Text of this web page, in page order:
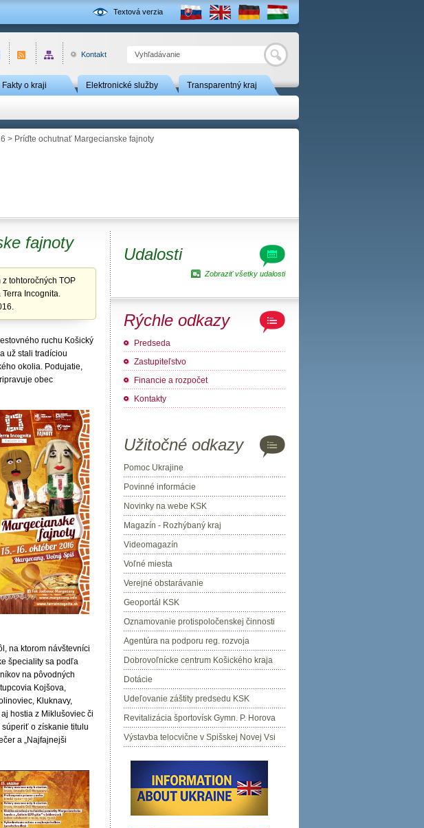
Textová verzia
Hľadať
Kontakt
Fakty o kraji Elektronické služby Transparentný kraj
> Príďte ochutnať Margecianske fajnoty
fajnoty
tohtoročných TOP
Incognita.
ruchu Košický
už stali tradíciou
okolia. Podujatie,
obec
na ktorom návštevníci
špeciality sa podľa
na pôvodných
Kojšova,
Kluknavy,
hostia z Miklušoviec či
súperiť o získanie titulu
a „Najfajnejši
Udalosti
Zobraziť všetky udalosti
Rýchle odkazy
Predseda
Zastupiteľstvo
Financie a rozpočet
Kontakty
Užitočné odkazy
Pomoc Ukrajine
Povinné informácie
Novinky na webe KSK
Magazín - Rozhýbaný kraj
Videomagazín
Voľné miesta
Verejné obstarávanie
Geoportál KSK
Oznamovanie protispoločenskej činnosti
Agentúra na podporu reg. rozvoja
Dobrovoľnícke centrum Košického kraja
Dotácie
Udeľovanie záštity predsedu KSK
Revitalizácia športovísk Gymn. P. Horova
Výstavba telocvične v Spišskej Novej Vsi